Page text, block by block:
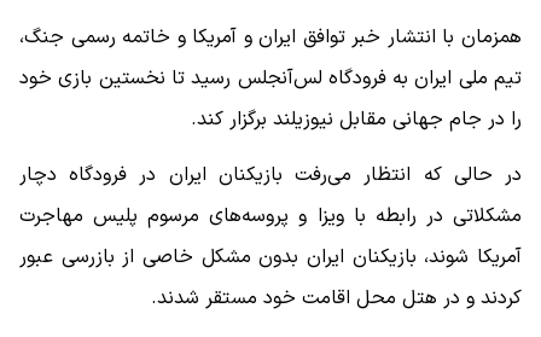
همزمان با انتشار خبر توافق ایران و آمریکا و خاتمه رسمی جنگ،
تیم ملی ایران به فرودگاه لس‌آنجلس رسید تا نخستین بازی خود
را در جام جهانی مقابل نیوزیلند برگزار کند.
در حالی که انتظار می‌رفت بازیکنان ایران در فرودگاه دچار
مشکلاتی در رابطه با ویزا و پروسه‌های مرسوم پلیس مهاجرت
آمریکا شوند، بازیکنان ایران بدون مشکل خاصی از بازرسی عبور
کردند و در هتل محل اقامت خود مستقر شدند.